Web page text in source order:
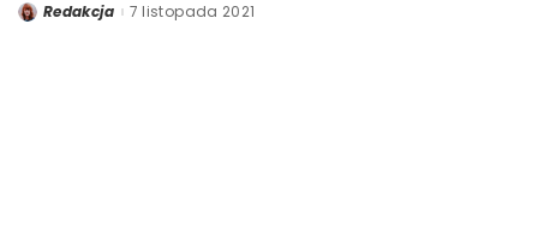
PostedRedakcja 7 listopada 2021